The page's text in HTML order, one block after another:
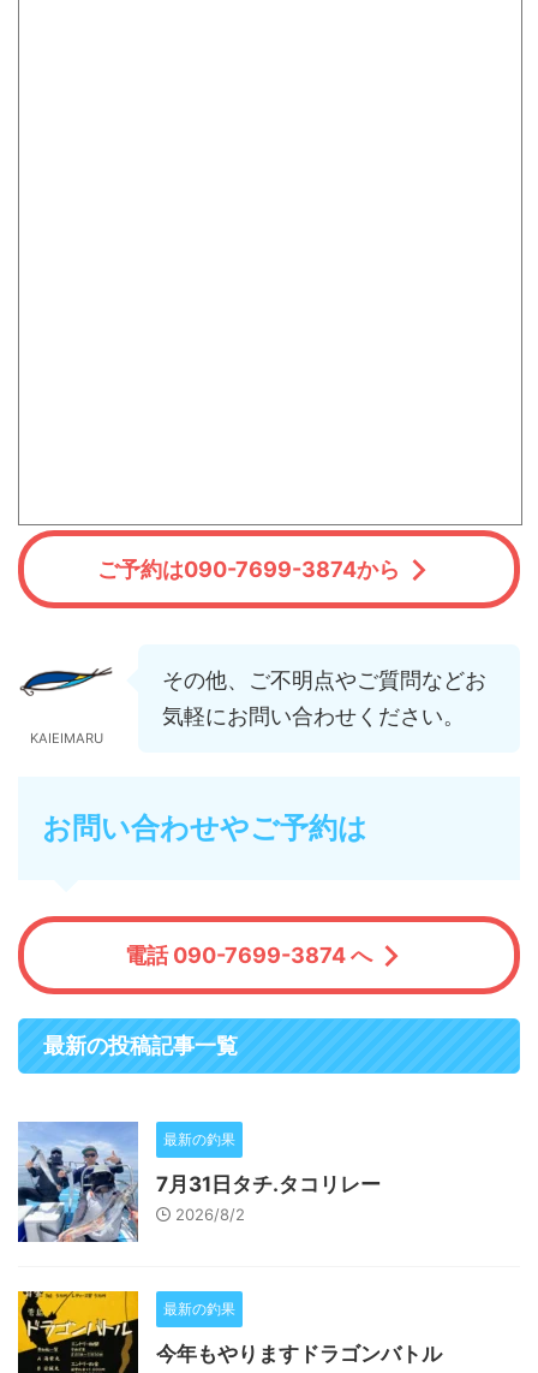
ご予約は090-7699-3874から
KAIEIMARU
その他、ご不明点やご質問などお
気軽にお問い合わせください。
お問い合わせやご予約は
電話 090-7699-3874 へ
最新の投稿記事一覧
最新の釣果
7月31日タチ.タコリレー
2026/8/2
最新の釣果
今年もやりますドラゴンバトル